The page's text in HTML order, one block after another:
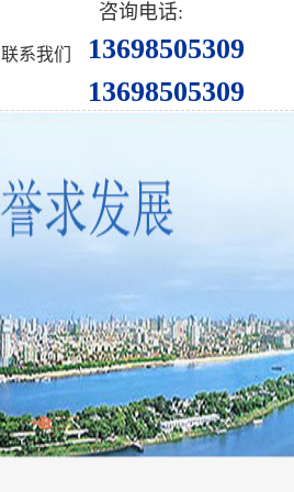
联系我们
咨询电话:
13698505309
13698505309